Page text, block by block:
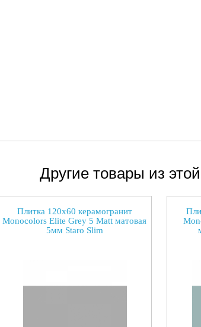
Другие товары из
Плитка 120x60 керамогранит
Monocolors Elite Grey 5 Matt матовая
5мм Staro Slim